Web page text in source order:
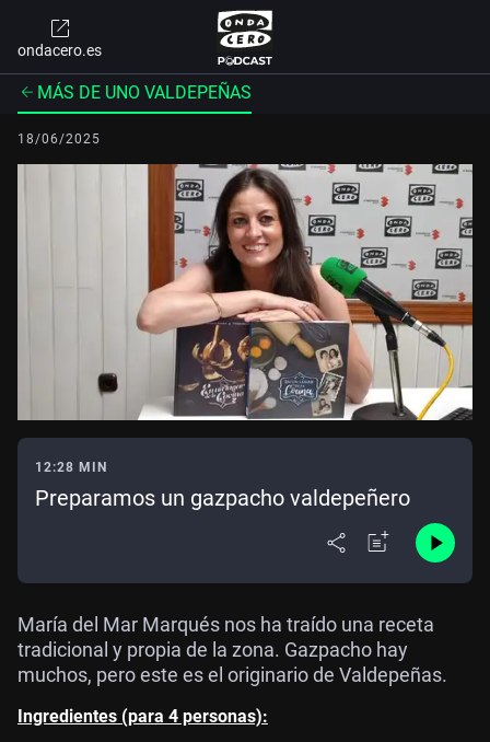
ondacero.es
MÁS DE UNO VALDEPEÑAS
18/06/2025
12:28 MIN
Preparamos un gazpacho valdepeñero
María del Mar Marqués nos ha traído una receta
tradicional y propia de la zona. Gazpacho hay
muchos, pero este es el originario de Valdepeñas.
Ingredientes (para 4 personas):